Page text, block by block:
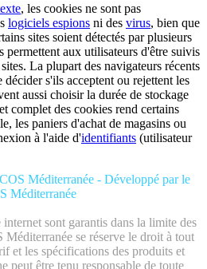
, les cookies ne sont pas
logiciels espions ni des virus, bien que
sites soient détectés par plusieurs
permettent aux utilisateurs d'être suivis
La plupart des navigateurs récents
s'ils acceptent ou rejettent les
aussi choisir la durée de stockage
complet des cookies rend certains
les paniers d'achat de magasins ou
à l'aide d'identifiants (utilisateur
Méditerranée - Développé par le
Méditerranée
sont garantis dans la limite des
se réserve le droit à tout
et les spécifications des produits et
peut être tenu responsable de toute